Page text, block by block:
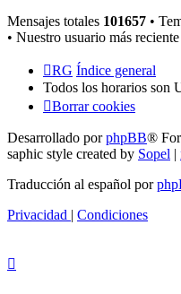
Mensajes totales 101657 •
• Nuestro usuario más reciente
RG Índice general
Todos los horarios son
Borrar cookies
Desarrollado porphpBB®
saphic style created by Sopel |
Traducción al español por
Privacidad | Condiciones